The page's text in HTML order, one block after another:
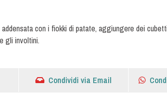
con i fiokki di patate, aggiungere dei
gli involtini.
Condividi via Email